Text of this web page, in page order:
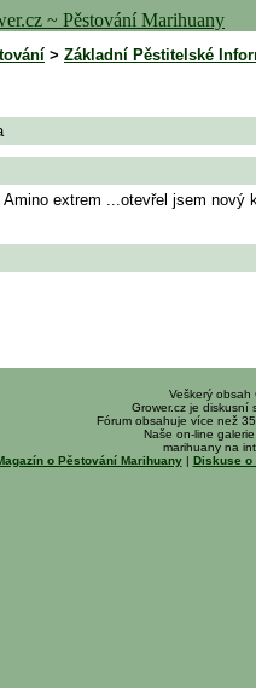
> Základní Pěstitelské
extrem ...otevřel jsem
Veškerý obsah
Grower.cz je diskusní
Fórum obsahuje více než
Naše on-line
marihuany na
o Pěstování Marihuany| Diskuse o